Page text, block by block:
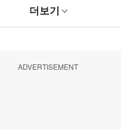
더보기
ADVERTISEMENT